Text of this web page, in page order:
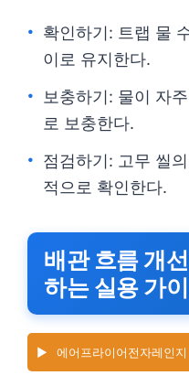
확인하기: 트랩 물
이로 유지한다.
보충하기: 물이 자
로 보충한다.
점검하기: 고무 씰
적으로 확인한다.
배관 흐름 개
하는 실용 가
▶️ 에어프라이어전자레인